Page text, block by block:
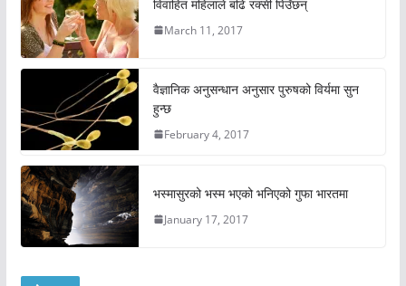
विवाहित महिलाले बढि रक्सी पिउँछन्
March 11, 2017
वैज्ञानिक अनुसन्धान अनुसार पुरुषको विर्यमा सुन
हुन्छ
February 4, 2017
भस्मासुरको भस्म भएको भनिएको गुफा भारतमा
January 17, 2017